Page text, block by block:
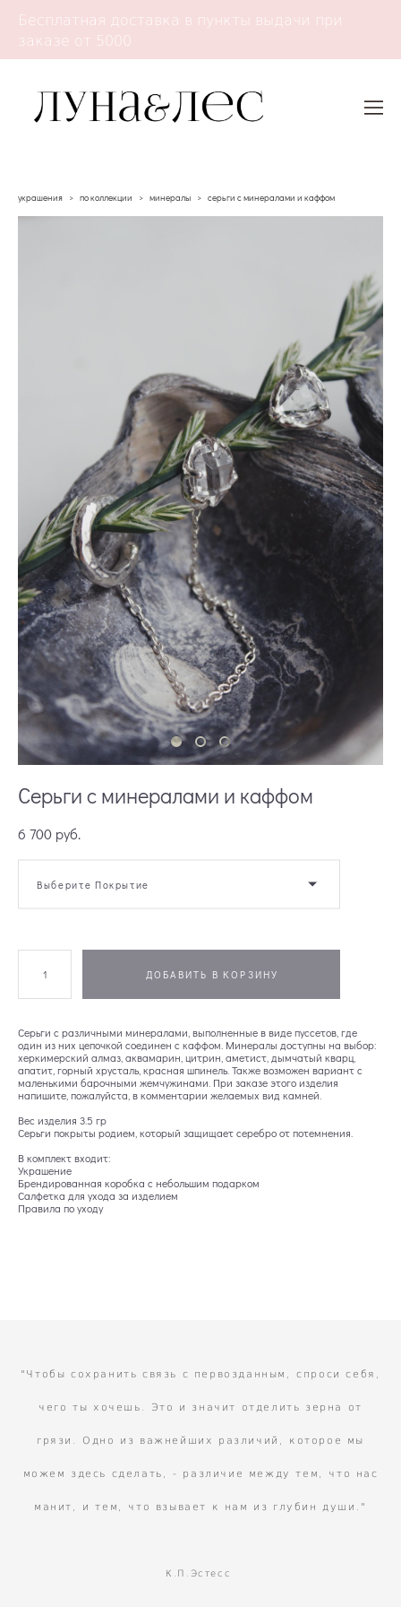
Бесплатная доставка в пункты выдачи при
заказе от 5000
украшения > по коллекции > минералы > серьги с минералами и каффом
Серьги с минералами и каффом
6 700 pуб.
Выберите Покрытие
ДОБАВИТЬ В КОРЗИНУ
Серьги с различными минералами, выполненные в виде пуссетов, где
один из них цепочкой соединен с каффом. Минералы доступны на выбор:
херкимерский алмаз, аквамарин, цитрин, аметист, дымчатый кварц,
апатит, горный хрусталь, красная шпинель. Также возможен вариант с
маленькими барочными жемчужинами. При заказе этого изделия
напишите, пожалуйста, в комментарии желаемых вид камней.
Вес изделия 3.5 гр
Серьги покрыты родием, который защищает серебро от потемнения.
В комплект входит:
Украшение
Брендированная коробка с небольшим подарком
Салфетка для ухода за изделием
Правила по уходу
"Чтобы сохранить связь с первозданным, спроси себя,
чего ты хочешь. Это и значит отделить зерна от
грязи. Одно из важнейших различий, которое мы
можем здесь сделать, - различие между тем, что нас
манит, и тем, что взывает к нам из глубин души."
К.П.Эстесс